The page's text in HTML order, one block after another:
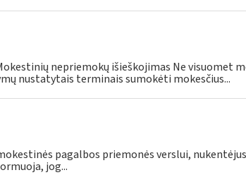
nepriemokų išieškojimas Ne visuomet
nustatytais terminais sumokėti mokesčius...
pagalbos priemonės verslui,
jog...